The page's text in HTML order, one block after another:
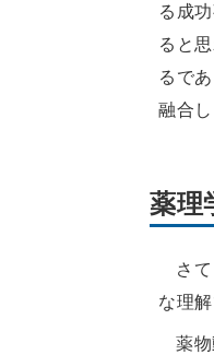
る成
ると
るで
融合
薬理
さ
な理
薬